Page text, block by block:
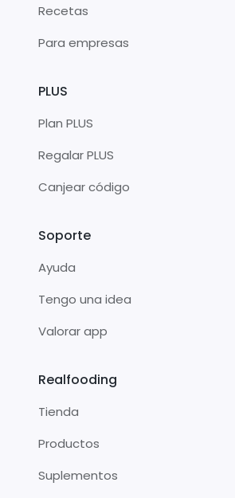
Recetas
Para empresas
PLUS
Plan PLUS
Regalar PLUS
Canjear código
Soporte
Ayuda
Tengo una idea
Valorar app
Realfooding
Tienda
Productos
Suplementos